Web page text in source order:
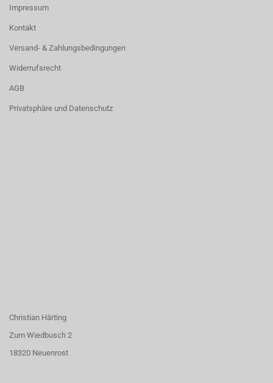
Impressum
Kontakt
Versand- & Zahlungsbedingungen
Widerrufsrecht
AGB
Privatsphäre und Datenschutz
Christian Härting
Zum Wiedbusch 2
18320 Neuenrost